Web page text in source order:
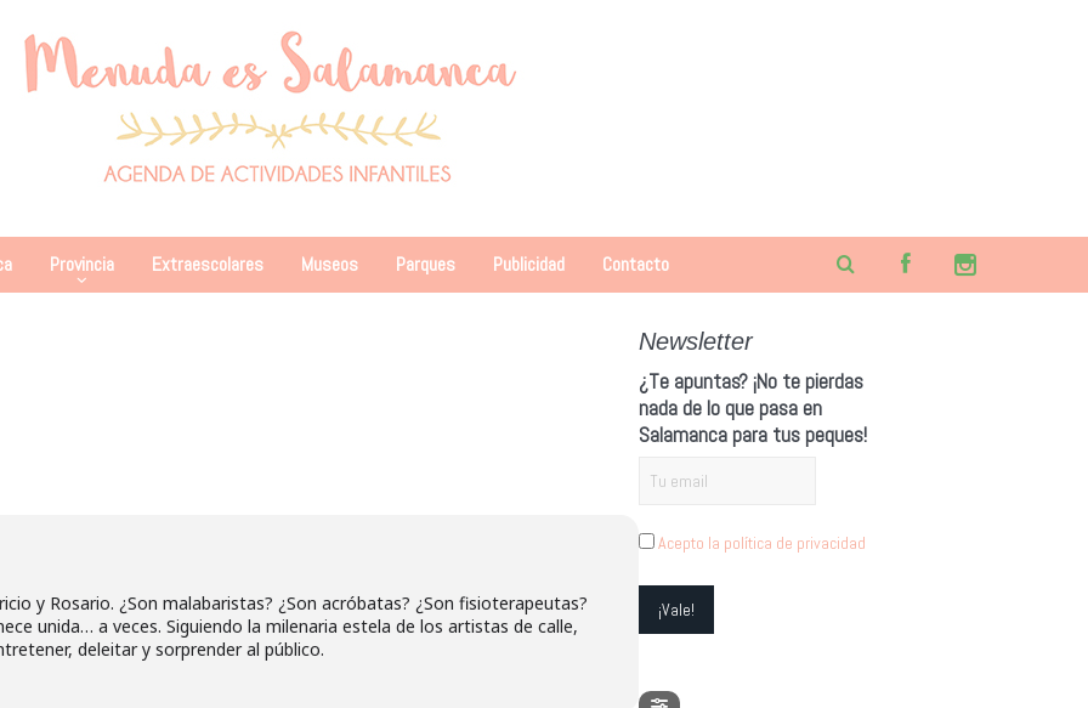
Provincia Extraescolares Museos Parques Publicidad Contacto
y Rosario. ¿Son malabaristas? ¿Son acróbatas? ¿Son fisioterapeutas?
unida… a veces. Siguiendo la milenaria estela de los artistas de calle,
deleitar y sorprender al público.
Newsletter
¿Te apuntas? ¡No te pierdas
nada de lo que pasa en
Salamanca para tus peques!
Acepto la política de privacidad